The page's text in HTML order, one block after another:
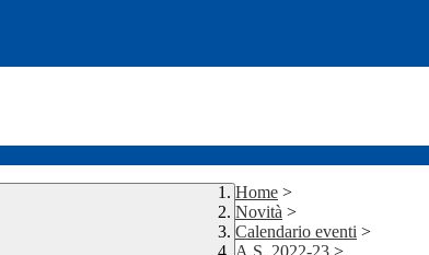
Home >
Novità >
Calendario eventi >